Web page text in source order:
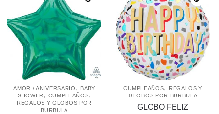
AMOR / ANIVERSARIO ,
BABY
SHOWER , CUMPLEAÑOS,
REGALOS Y GLOBOS POR
BURBULA
CUMPLEAÑOS,
REGALOS Y
GLOBOS POR BURBULA
GLOBO FELIZ